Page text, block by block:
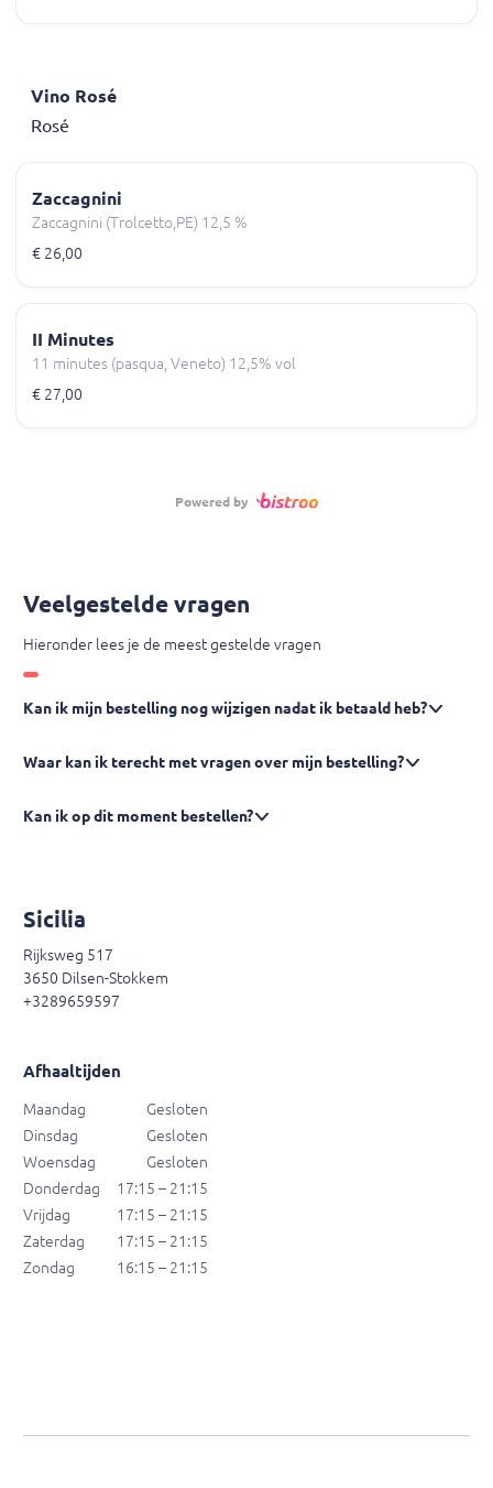
Vino Rosé
Rosé
Zaccagnini
Zaccagnini (Trolcetto,PE) 12,5 %
€ 26,00
II Minutes
11 minutes (pasqua, Veneto) 12,5% vol
€ 27,00
Powered by
Veelgestelde vragen
Hieronder lees je de meest gestelde vragen
Kan ik mijn bestelling nog wijzigen nadat ik betaald heb?
Waar kan ik terecht met vragen over mijn bestelling?
Kan ik op dit moment bestellen?
Sicilia
Rijksweg 517
3650 Dilsen-Stokkem
+3289659597
Afhaaltijden
Maandag
Gesloten
Dinsdag
Gesloten
Woensdag
Gesloten
Donderdag
17:15 – 21:15
Vrijdag
17:15 – 21:15
Zaterdag
17:15 – 21:15
Zondag
16:15 – 21:15